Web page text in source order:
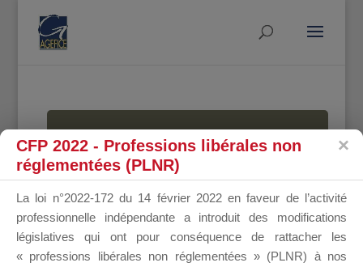
MALLETTE
DU
CFP 2022 - Professions libérales non
réglementées (PLNR)
La loi n°2022-172 du 14 février 2022 en faveur de l’activité
professionnelle indépendante a introduit des modifications
législatives qui ont pour conséquence de rattacher les
« professions libérales non réglementées » (PLNR) à nos